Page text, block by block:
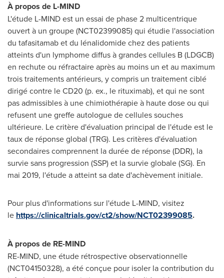
À propos de L-MIND
L'étude L-MIND est un essai de phase 2 multicentrique
ouvert à un groupe (NCT02399085) qui étudie l'association
du tafasitamab et du lénalidomide chez des patients
atteints d'un lymphome diffus à grandes cellules B (LDGCB)
en rechute ou réfractaire après au moins un et au maximum
trois traitements antérieurs, y compris un traitement ciblé
dirigé contre le CD20 (p. ex., le rituximab), et qui ne sont
pas admissibles à une chimiothérapie à haute dose ou qui
refusent une greffe autologue de cellules souches
ultérieure. Le critère d'évaluation principal de l'étude est le
taux de réponse global (TRG). Les critères d'évaluation
secondaires comprennent la durée de réponse (DDR), la
survie sans progression (SSP) et la survie globale (SG). En
mai 2019, l'étude a atteint sa date d'achèvement initiale.
Pour plus d'informations sur l'étude L-MIND, visitez
le https://clinicaltrials.gov/ct2/show/NCT02399085.
À propos de RE-MIND
RE-MIND, une étude rétrospective observationnelle
(NCT04150328), a été conçue pour isoler la contribution du